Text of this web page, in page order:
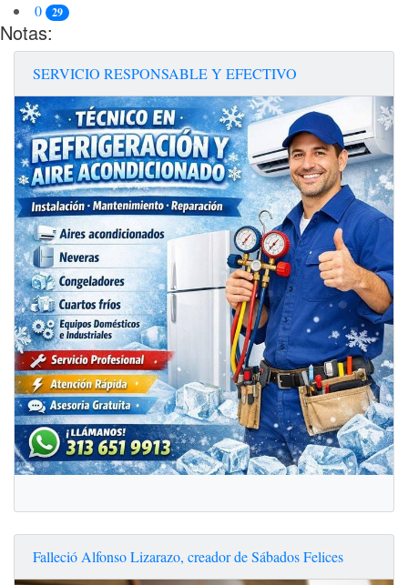
0 29
Notas:
SERVICIO RESPONSABLE Y EFECTIVO
Falleció Alfonso Lizarazo, creador de Sábados Felices